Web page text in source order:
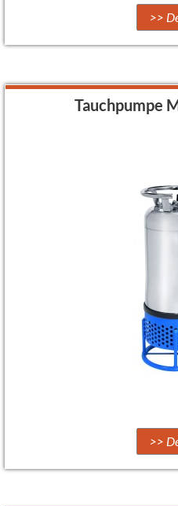
>>
Tauchpumpe
>>